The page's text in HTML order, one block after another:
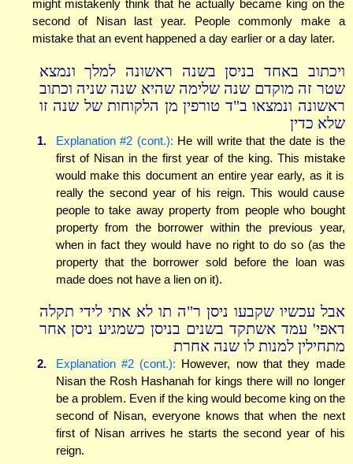
might mistakenly think that he actually became king on the
second of Nisan last year. People commonly make a
mistake that an event happened a day earlier or a day later.
ויכתוב באחד בניסן בשנה ראשונה למלך ונמצא
שטר זה מוקדם שנה שלימה שהיא שנה שניה וכתוב
ראשונה ונמצאו ב"ד טורפין מן הלקוחות של שנה זו
שלא כדין
1. Explanation #2 (cont.): He will write that the date is the
first of Nisan in the first year of the king. This mistake
would make this document an entire year early, as it is
really the second year of his reign. This would cause
people to take away property from people who bought
property from the borrower within the previous year,
when in fact they would have no right to do so (as the
property that the borrower sold before the loan was
made does not have a lien on it).
אבל עכשיו שקבעו ניסן ר"ה תו לא אתי לידי תקלה
דאפי' עמד אשתקד בשנים בניסן כשמגיע ניסן אחר
מתחילין למנות לו שנה אחרת
2. Explanation #2 (cont.): However, now that they made
Nisan the Rosh Hashanah for kings there will no longer
be a problem. Even if the king would become king on the
second of Nisan, everyone knows that when the next
first of Nisan arrives he starts the second year of his
reign.